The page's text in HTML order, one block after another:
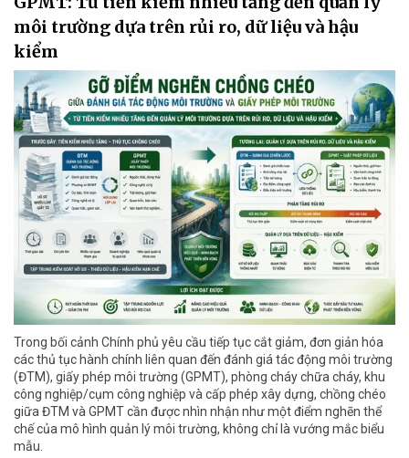
môi trường dựa trên rủi ro, dữ liệu và hậu
kiểm
Trong bối cảnh Chính phủ yêu cầu tiếp tục cắt giảm, đơn giản hóa
các thủ tục hành chính liên quan đến đánh giá tác động môi trường
(ĐTM), giấy phép môi trường (GPMT), phòng cháy chữa cháy, khu
công nghiệp/cụm công nghiệp và cấp phép xây dựng, chồng chéo
giữa ĐTM và GPMT cần được nhìn nhận như một điểm nghẽn thể
chế của mô hình quản lý môi trường, không chỉ là vướng mắc biểu
mẫu.